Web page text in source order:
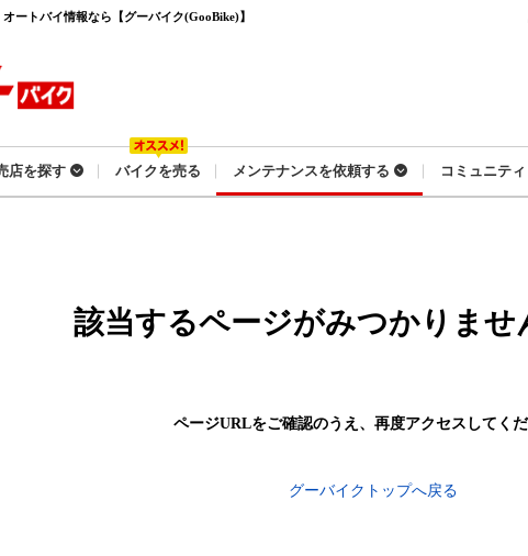
ートバイ情報なら【グーバイク(GooBike)】
店を探す バイクを売る メンテナンスを依頼する コミュニティ
該当するページがみつかりませ
ページURLをご確認のうえ、 再度アクセスしてくだ
グーバイクトップへ戻る